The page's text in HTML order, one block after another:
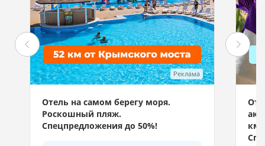
Реклама
Отель на самом берегу моря.
Роскошный пляж.
Спецпредложения до 50%!
км